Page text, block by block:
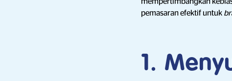
pemasaran efektif untuk
1.